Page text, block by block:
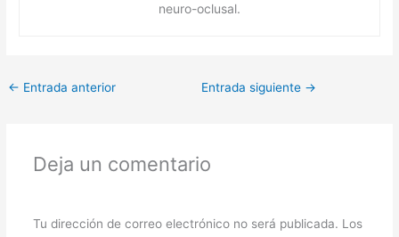
neuro-oclusal.
← Entrada anterior Entrada siguiente →
Deja un comentario
Tu dirección de correo electrónico no será publicada. Los